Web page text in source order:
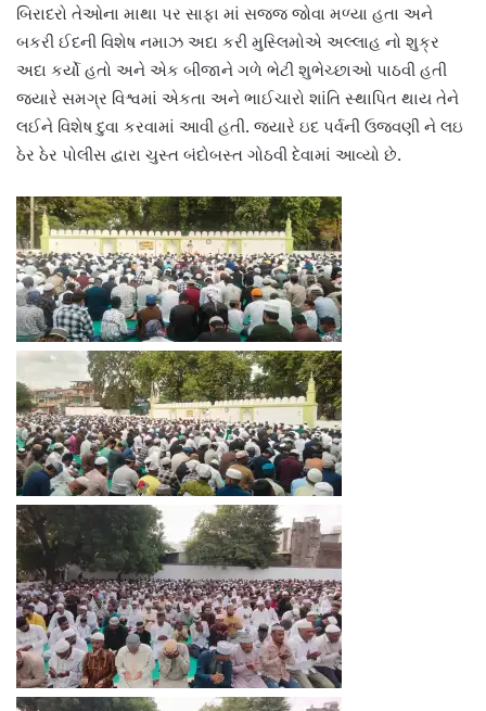
બિરાદરો તેઓના માથા પર સાફા માં સજ્જ જોવા મળ્યા હતા અને
બકરી ઈદની વિશેષ નમાઝ અદા કરી મુસ્લિમોએ અલ્લાહ નો શુક્ર
અદા કર્યો હતો અને એક બીજાને ગળે ભેટી શુભેચ્છાઓ પાઠવી હતી
જ્યારે સમગ્ર વિશ્વમાં એકતા અને ભાઈચારો શાંતિ સ્થાપિત થાય તેને
લઈને વિશેષ દુવા કરવામાં આવી હતી. જ્યારે ઇદ પર્વની ઉજવણી ને લઇ
ઠેર ઠેર પોલીસ દ્વારા ચુસ્ત બંદોબસ્ત ગોઠવી દેવામાં આવ્યો છે.